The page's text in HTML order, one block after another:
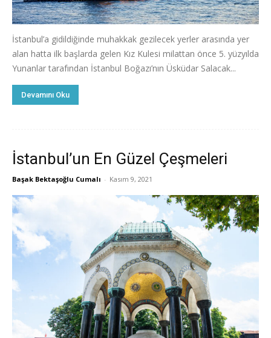
İstanbul’a gidildiğinde muhakkak gezilecek yerler arasında yer
alan hatta ilk başlarda gelen Kız Kulesi milattan önce 5. yüzyılda
Yunanlar tarafından İstanbul Boğazı’nın Üsküdar Salacak...
Devamını Oku
İstanbul’un En Güzel Çeşmeleri
Başak Bektaşoğlu Cumalı - Kasım 9, 2021